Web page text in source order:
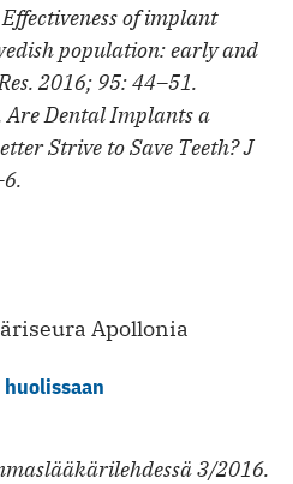
of implant
population: early and
2016; 95: 44–51.
Are Dental Implants a
Strive to Save Teeth? J
Apollonia
3/2016.